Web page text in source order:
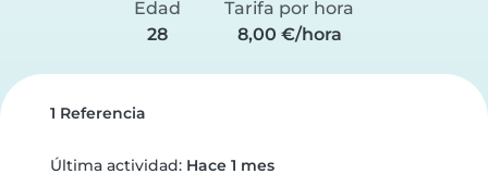
Edad
28
Tarifa por hora
8,00 €/hora
1 Referencia
Última actividad: Hace 1 mes